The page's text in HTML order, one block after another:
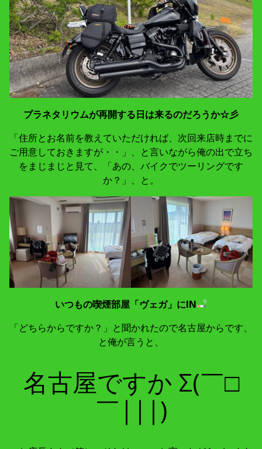
プラネタリウムが再開する日は来るのだろうか☆彡
「住所とお名前を教えていただければ、次回来店時までに
ご用意しておきますが・・」、と言いながら俺の出で立ち
をまじまじと見て、「あの、バイクでツーリングです
か？」、と。
いつもの喫煙部屋「ヴェガ」にIN
「どちらからですか？」と聞かれたので名古屋からです、
と俺が言うと、
名古屋ですか Σ(￣□
￣|||)